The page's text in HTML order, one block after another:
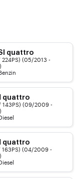
quattro
224PS) (05/2013 -
quattro
143PS) (09/2009 -
quattro
163PS) (04/2009 -